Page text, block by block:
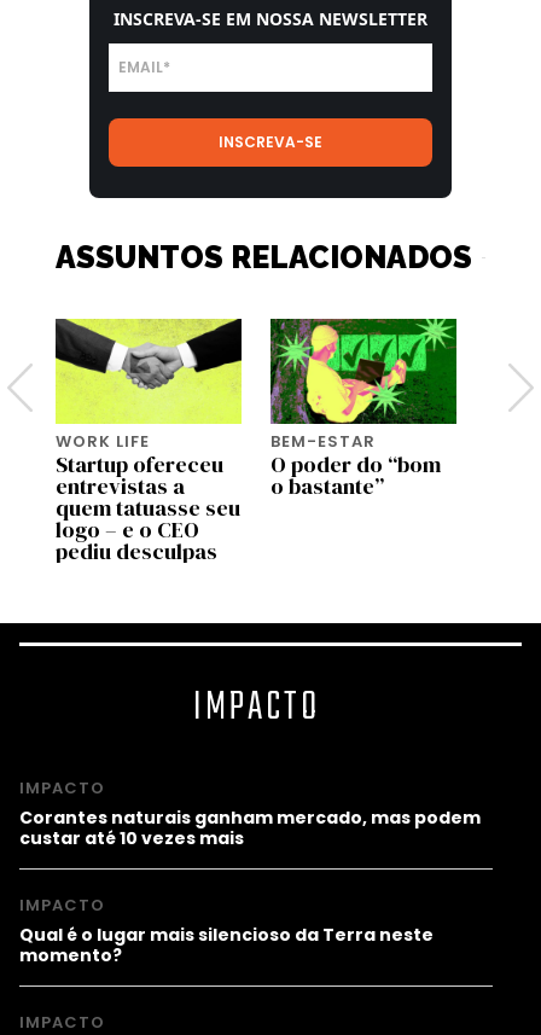
INSCREVA-SE EM NOSSA NEWSLETTER
ASSUNTOS RELACIONADOS
WORK LIFE
Startup ofereceu
entrevistas a
quem tatuasse seu
logo – e o CEO
pediu desculpas
BEM-ESTAR
O poder do “bom
o bastante”
IMPACTO
IMPACTO
Corantes naturais ganham mercado, mas podem
custar até 10 vezes mais
IMPACTO
Qual é o lugar mais silencioso da Terra neste
momento?
IMPACTO